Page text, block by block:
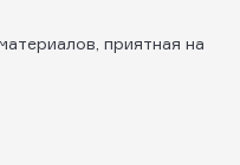
приятная на